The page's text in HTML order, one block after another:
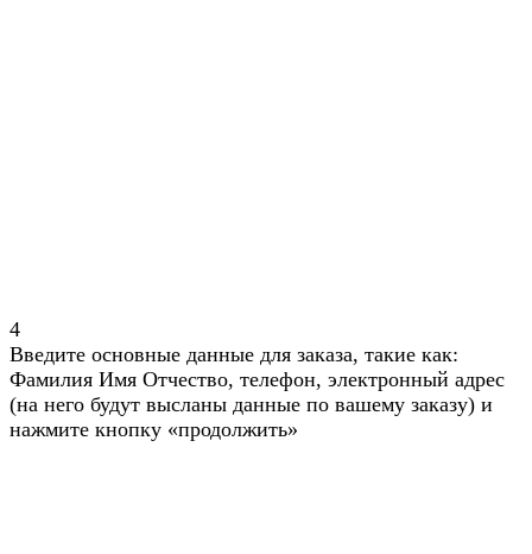
4
Введите основные данные для заказа, такие как:
Фамилия Имя Отчество, телефон, электронный адрес
(на него будут высланы данные по вашему заказу) и
нажмите кнопку «продолжить»